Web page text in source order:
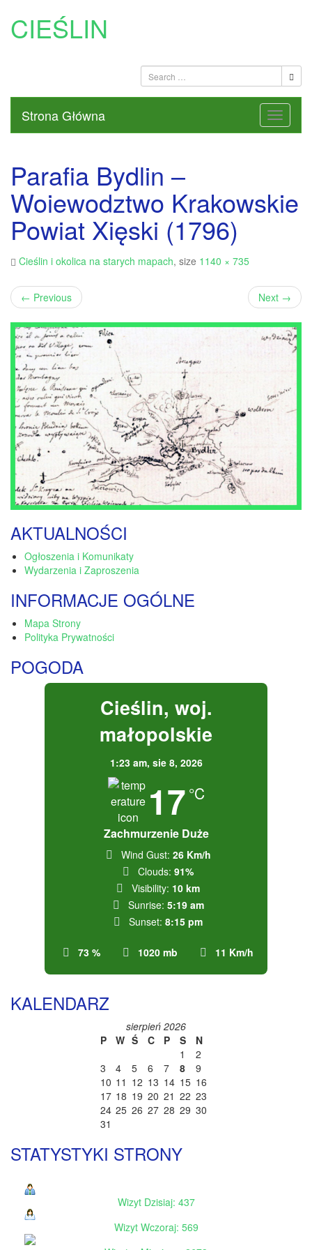
CIEŚLIN
Strona Główna
Parafia Bydlin –
Woiewodztwo Krakowskie
Powiat Xięski (1796)
Cieślin i okolica na starych mapach, size 1140 × 735
← Previous Next →
AKTUALNOŚCI
Ogłoszenia i Komunikaty
Wydarzenia i Zaproszenia
INFORMACJE OGÓLNE
Mapa Strony
Polityka Prywatności
POGODA
Cieślin, woj.
małopolskie
1:23 am, sie 8, 2026
17 °C
Zachmurzenie Duże
73 % 1020 mb 11 Km/h
Wind Gust: 26 Km/h
Clouds: 91%
Visibility: 10 km
Sunrise: 5:19 am
Sunset: 8:15 pm
KALENDARZ
sierpień 2026
P
W Ś C P S
N
1
2
3
4 5 6 7 8
9
10 11 12 13 14 15 16
17 18 19 20 21 22 23
24 25 26 27 28 29 30
31
STATYSTYKI STRONY
Wizyt Dzisiaj: 437
Wizyt Wczoraj: 569